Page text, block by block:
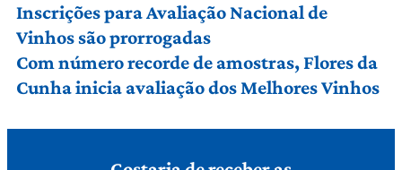
Inscrições para Avaliação Nacional de
Vinhos são prorrogadas
Com número recorde de amostras, Flores da
Cunha inicia avaliação dos Melhores Vinhos